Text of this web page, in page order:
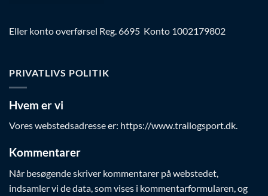
Eller konto overførsel Reg. 6695 Konto 1002179802
PRIVATLIVS POLITIK
Hvem er vi
Vores webstedsadresse er: https://www.trailogsport.dk.
Kommentarer
Når besøgende skriver kommentarer på webstedet,
indsamler vi de data, som vises i kommentarformularen, og